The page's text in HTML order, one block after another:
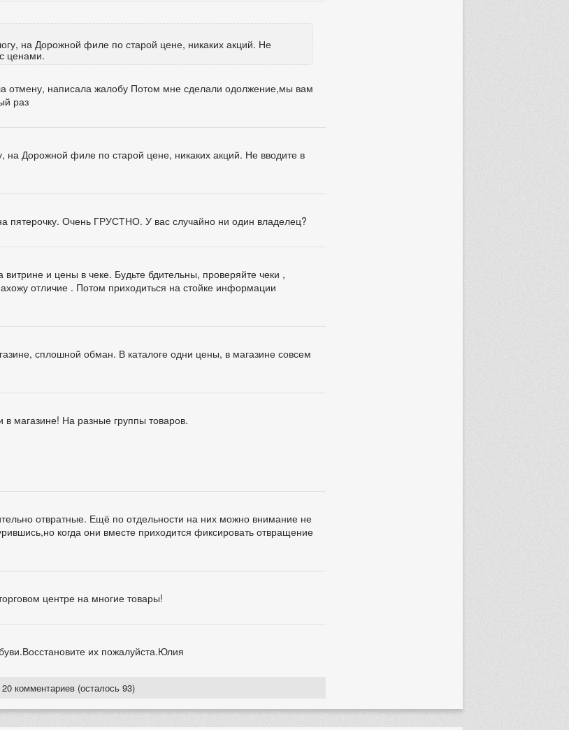
на Дорожной филе по старой цене, никаких акций. Не
ценами.
отмену, написала жалобу Потом мне сделали одолжение,мы вам
раз
Дорожной филе по старой цене, никаких акций. Не вводите в
пятерочку. Очень ГРУСТНО. У вас случайно ни один владелец?
и цены в чеке. Будьте бдительны, проверяйте чеки ,
отличие . Потом приходиться на стойке информации
сплошной обман. В каталоге одни цены, в магазине совсем
в магазине! На разные группы товаров.
отвратные. Ещё по отдельности на них можно внимание не
когда они вместе приходится фиксировать отвращение
центре на многие товары!
их пожалуйста.Юлия
комментариев (осталось 93)